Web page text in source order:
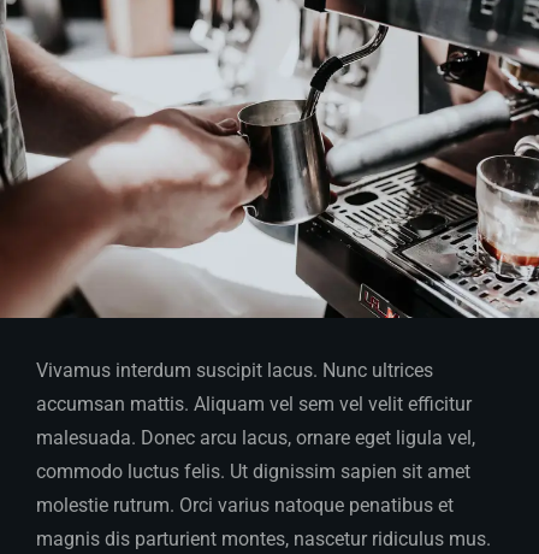
Vivamus interdum suscipit lacus. Nunc ultrices
accumsan mattis. Aliquam vel sem vel velit efficitur
malesuada. Donec arcu lacus, ornare eget ligula vel,
commodo luctus felis. Ut dignissim sapien sit amet
molestie rutrum. Orci varius natoque penatibus et
magnis dis parturient montes, nascetur ridiculus mus.